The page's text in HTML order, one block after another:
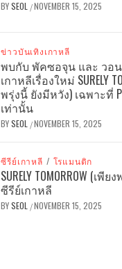
BYSEOL /NOVEMBER 15, 2025
ข่าวบันเทิงเกาหลี
พบกับ พัคซอจุน และ วอ
เกาหลีเรื่องใหม่ SURELY
พรุ่งนี้ ยังมีหวัง) เฉพาะที่
เท่านั้น
BYSEOL /NOVEMBER 15, 2025
ซีรีย์เกาหลี / โรแมนติก
SURELY TOMORROW (เ
ซีรีย์เกาหลี
BYSEOL /NOVEMBER 15, 2025